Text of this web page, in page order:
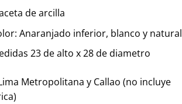
de arcilla
Anaranjado inferior, blanco y natural
23 de alto x 28 de diametro
Metropolitana y Callao (no incluye